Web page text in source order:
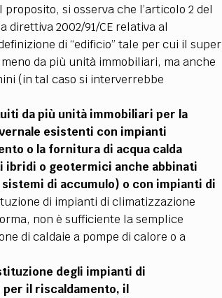
proposito, si osserva che l’articolo 2 del
direttiva 2002/91/CE relativa al
di “edificio” tale per cui il super
da più unità immobiliari, ma anche
(in tal caso si interverrebbe
da più unità immobiliari per la
esistenti con impianti
o la fornitura di acqua calda
ibridi o geotermici anche abbinati
di accumulo) o con impianti di
di impianti di climatizzazione
non è sufficiente la semplice
di caldaie a pompe di calore o a
degli impianti di
il riscaldamento, il